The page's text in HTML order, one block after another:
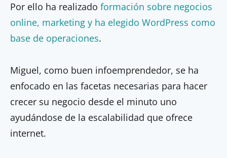
Por ello ha realizado formación sobre negocios
online, marketing y ha elegido WordPress como
base de operaciones.
Miguel, como buen infoemprendedor, se ha
enfocado en las facetas necesarias para hacer
crecer su negocio desde el minuto uno
ayudándose de la escalabilidad que ofrece
internet.